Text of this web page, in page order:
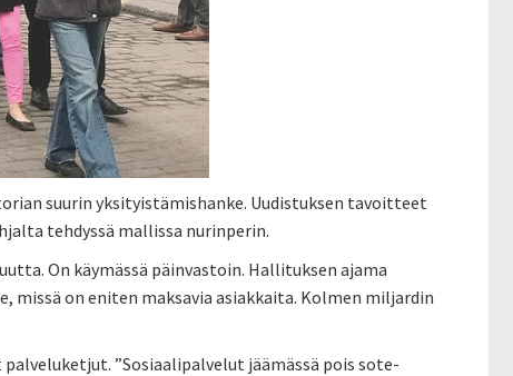
suurin yksityistämishanke. Uudistuksen tavoitteet
tehdyssä mallissa nurinperin.
On käymässä päinvastoin. Hallituksen ajama
on eniten maksavia asiakkaita. Kolmen miljardin
”Sosiaalipalvelut jäämässä pois sote-